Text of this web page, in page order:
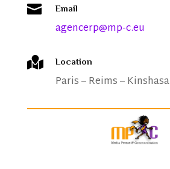
 Email
agencerp@mp-c.eu
 Location
Paris – Reims – Kinshasa